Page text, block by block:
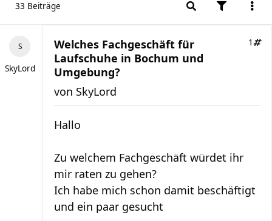
33 Beiträge
SkyLord
Welches Fachgeschäft für
Laufschuhe in Bochum und
Umgebung?
1
von SkyLord
Hallo
Zu welchem Fachgeschäft würdet ihr
mir raten zu gehen?
Ich habe mich schon damit beschäftigt
und ein paar gesucht